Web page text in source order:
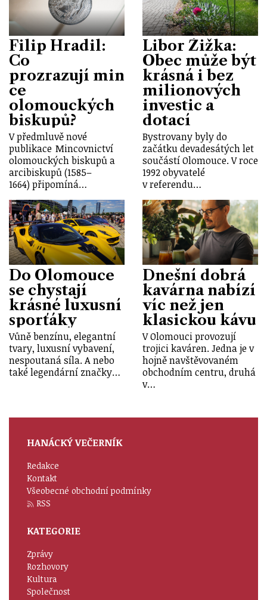
Filip Hradil:
Co
prozrazují min
ce
olomouckých
biskupů?
V předmluvě nové
publikace Mincovnictví
olomouckých biskupů a
arcibiskupů (1585–
1664) připomíná…
Libor Žižka:
Obec může být
krásná i bez
milionových
investic a
dotací
Bystrovany byly do
začátku devadesátých let
součástí Olomouce. V roce
1992 obyvatelé
v referendu…
Do Olomouce
se chystají
krásné luxusní
sporťáky
Vůně benzínu, elegantní
tvary, luxusní vybavení,
nespoutaná síla. A nebo
také legendární značky…
Dnešní dobrá
kavárna nabízí
víc než jen
klasickou kávu
V Olomouci provozují
trojici kaváren. Jedna je v
hojně navštěvovaném
obchodním centru, druhá
v…
HANÁCKÝ VEČERNÍK
Redakce
Kontakt
Všeobecné obchodní podmínky
RSS
KATEGORIE
Zprávy
Rozhovory
Kultura
Společnost